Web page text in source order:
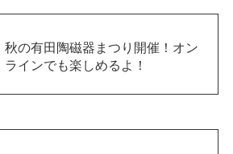
秋の有田陶磁器まつり開催！オン
ラインでも楽しめるよ！